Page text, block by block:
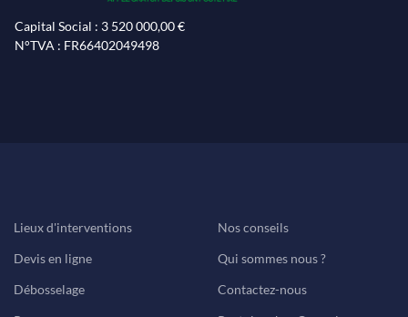
Capital Social : 3 520 000,00 €
N°TVA : FR66402049498
Lieux d'interventions
Devis en ligne
Débosselage
Nos conseils
Qui sommes nous ?
Contactez-nous